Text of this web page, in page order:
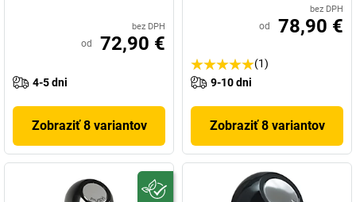
bez DPH
od 72,90 €
4-5 dni
Zobraziť 8 variantov
bez DPH
od 78,90 €
(1)
9-10 dni
Zobraziť 8 variantov